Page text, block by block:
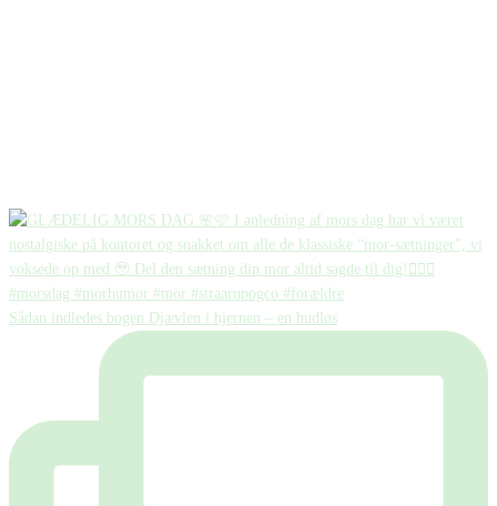
Sådan indledes bogen Djævlen i hjernen – en hudløs